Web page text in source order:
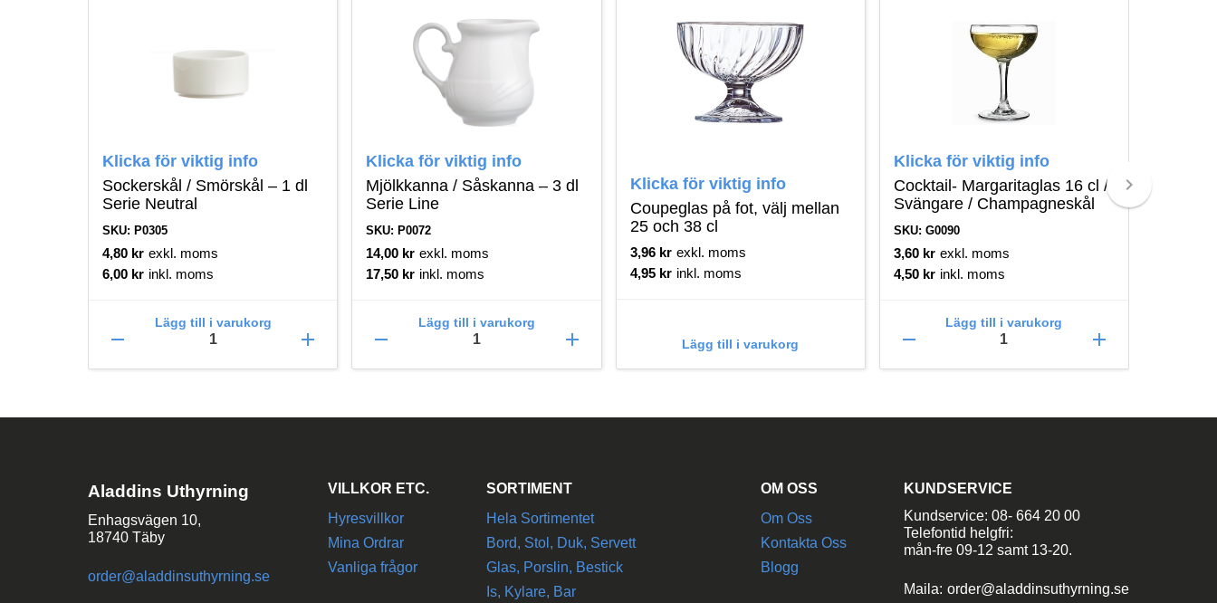
Klicka för viktig info
Sockerskål / Smörskål – 1 dl
Serie Neutral
SKU: P0305
4,80 kr exkl. moms
6,00 kr inkl. moms
Lägg till i varukorg
remove add
Klicka för viktig info
Mjölkkanna / Såskanna – 3 dl
Serie Line
SKU: P0072
14,00 kr exkl. moms
17,50 kr inkl. moms
Lägg till i varukorg
remove add
Klicka för viktig info
Coupeglas på fot, välj mellan
25 och 38 cl
3,96 kr exkl. moms
4,95 kr inkl. moms
Lägg till i varukorg
Klicka för viktig info
Cocktail- Margaritaglas 16 cl /
Svängare / Champagneskål
SKU: G0090
3,60 kr exkl. moms
4,50 kr inkl. moms
Lägg till i varukorg
remove add
keyboard_arrow_right
Aladdins Uthyrning
Enhagsvägen 10,
18740 Täby
order@aladdinsuthyrning.se
VILLKOR ETC.
Hyresvillkor
Mina Ordrar
Vanliga frågor
SORTIMENT
Hela Sortimentet
Bord, Stol, Duk, Servett
Glas, Porslin, Bestick
Is, Kylare, Bar
OM OSS
Om Oss
Kontakta Oss
Blogg
KUNDSERVICE
Kundservice: 08- 664 20 00
Telefontid helgfri:
mån-fre 09-12 samt 13-20.
Maila: order@aladdinsuthyrning.se